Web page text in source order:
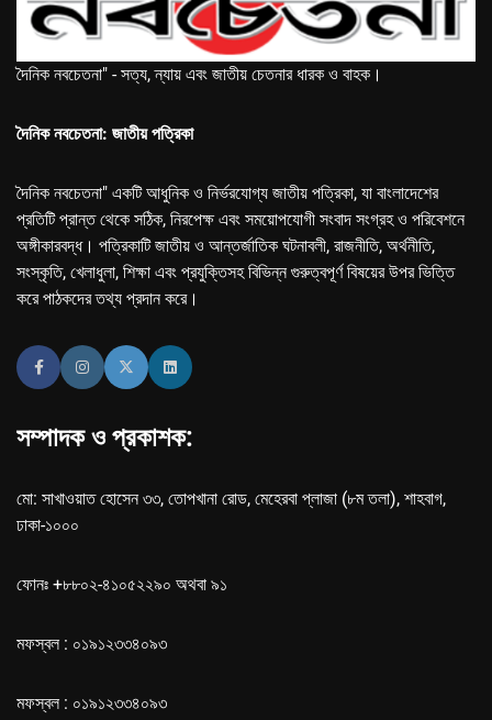
দৈনিক নবচেতনা" - সত্য, ন্যায় এবং জাতীয় চেতনার ধারক ও বাহক।
দৈনিক নবচেতনা: জাতীয় পত্রিকা
দৈনিক নবচেতনা" একটি আধুনিক ও নির্ভরযোগ্য জাতীয় পত্রিকা, যা বাংলাদেশের
প্রতিটি প্রান্ত থেকে সঠিক, নিরপেক্ষ এবং সময়োপযোগী সংবাদ সংগ্রহ ও পরিবেশনে
অঙ্গীকারবদ্ধ। পত্রিকাটি জাতীয় ও আন্তর্জাতিক ঘটনাবলী, রাজনীতি, অর্থনীতি,
সংস্কৃতি, খেলাধুলা, শিক্ষা এবং প্রযুক্তিসহ বিভিন্ন গুরুত্বপূর্ণ বিষয়ের উপর ভিত্তি
করে পাঠকদের তথ্য প্রদান করে।
সম্পাদক ও প্রকাশক:
মো: সাখাওয়াত হোসেন ৩৩, তোপখানা রোড, মেহেরবা প্লাজা (৮ম তলা), শাহবাগ,
ঢাকা-১০০০
ফোনঃ +৮৮০২-৪১০৫২২৯০ অথবা ৯১
মফস্বল : ০১৯১২৩৩৪০৯৩
মফস্বল : ০১৯১২৩৩৪০৯৩